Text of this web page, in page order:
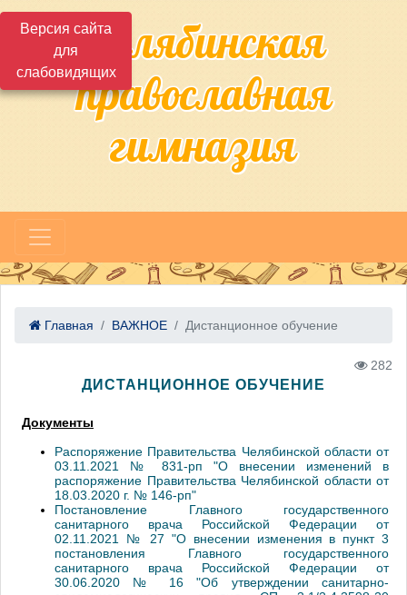
Версия сайта
для
слабовидящихЧелябинская
православная
гимназия
Главная ВАЖНОЕ Дистанционное обучение
282
ДИСТАНЦИОННОЕ ОБУЧЕНИЕ
Документы
Распоряжение Правительства Челябинской области от
03.11.2021 № 831-рп "О внесении изменений в
распоряжение Правительства Челябинской области от
18.03.2020 г. № 146-рп"
Постановление Главного государственного
санитарного врача Российской Федерации от
02.11.2021 № 27 "О внесении изменения в пункт 3
постановления Главного государственного
санитарного врача Российской Федерации от
30.06.2020 № 16 "Об утверждении санитарно-